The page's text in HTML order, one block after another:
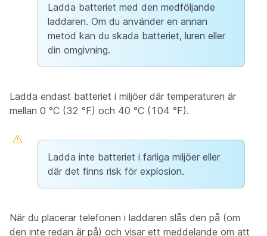
Ladda batteriet med den medföljande
laddaren. Om du använder en annan
metod kan du skada batteriet, luren eller
din omgivning.
Ladda endast batteriet i miljöer där temperaturen är
mellan 0 °C (32 °F) och 40 °C (104 °F).
Ladda inte batteriet i farliga miljöer eller
där det finns risk för explosion.
När du placerar telefonen i laddaren slås den på (om
den inte redan är på) och visar ett meddelande om att